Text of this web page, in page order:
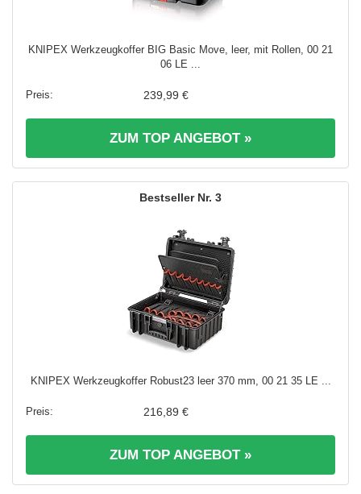
KNIPEX Werkzeugkoffer BIG Basic Move, leer, mit Rollen, 00 21
06 LE ...
239,99 €
ZUM TOP ANGEBOT »
3
KNIPEX Werkzeugkoffer Robust23 leer 370 mm, 00 21 35 LE ...
216,89 €
ZUM TOP ANGEBOT »